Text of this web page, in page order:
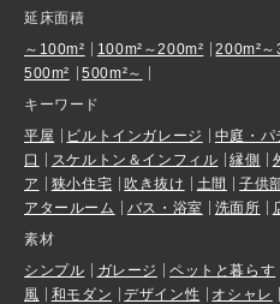
延床面積
～100m²
100m²～200m² 200m²～
500m²
500m²～
キーワード
平屋
ビルトインガレージ 中庭・パ
口
スケルトン＆インフィル 縁側
ア
狭小住宅 吹き抜け 土間 子供
アタールーム
バス・浴室 洗面所
素材
シンプル
ガレージ ペットと暮らす
風
和モダン デザイン性 オシャレ